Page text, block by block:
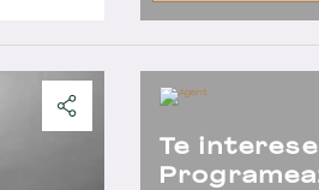
Te